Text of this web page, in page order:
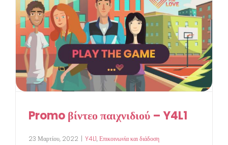
Promo βίντεο παιχνιδιού – Y4L1
23 Μαρτίου, 2022 | Y4L1,Επικοινωνία και διάδοση